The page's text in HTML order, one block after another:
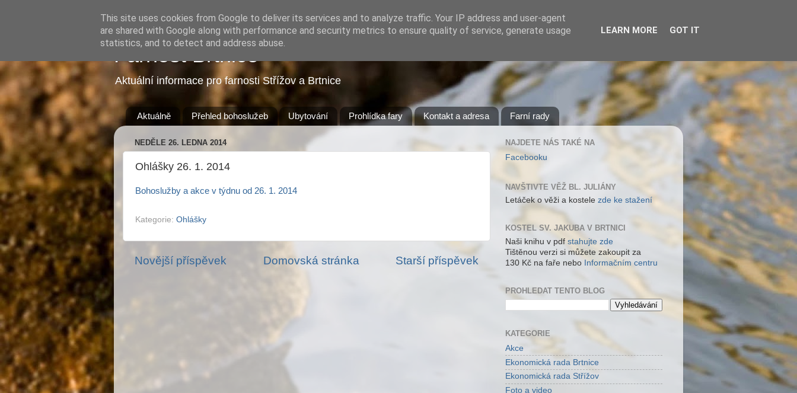
Farnost Brtnice
Aktuální informace pro farnosti Střížov a Brtnice
Aktuálně Přehled bohoslužeb Ubytování Prohlídka fary Kontakt a adresa Farní rady
NEDĚLE 26. LEDNA 2014
Ohlášky 26. 1. 2014
Bohoslužby a akce v týdnu od 26. 1. 2014
Kategorie: Ohlášky
Novější příspěvek Starší příspěvek
Domovská stránka
NAJDETE NÁS TAKÉ NA
Facebooku
NAVŠTIVTE VĚŽ BL. JULIÁNY
Letáček o věži a kostele zde ke stažení
KOSTEL SV. JAKUBA V BRTNICI
Naši knihu v pdf stahujte zde
Tištěnou verzi si můžete zakoupit za
130 Kč na faře nebo Informačním centru
PROHLEDAT TENTO BLOG
KATEGORIE
Akce
Ekonomická rada Brtnice
Ekonomická rada Střížov
Foto a video
This site uses cookies from Google to deliver its services and to analyze traffic. Your IP address and user-agent
are shared with Google along with performance and security metrics to ensure quality of service, generate usage
statistics, and to detect and address abuse.
LEARN MORE GOT IT